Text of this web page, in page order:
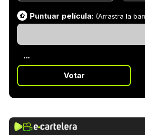
Puntuar película: (Arrastra la
...
Votar